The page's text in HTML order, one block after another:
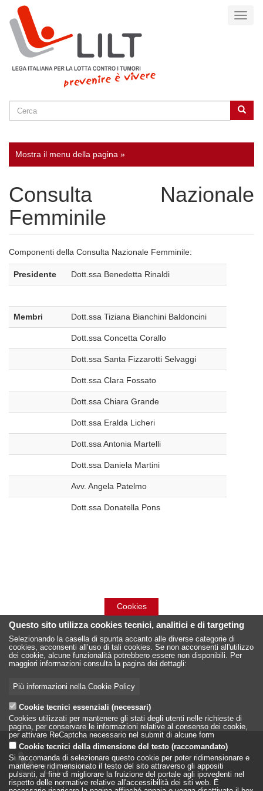
contenuto
principale
SEARCH Cerca
Mostra il menu della pagina »
Consulta Nazionale
Femminile
Componenti della Consulta Nazionale Femminile:
Presidente Dott.ssa Benedetta Rinaldi
Membri Dott.ssa Tiziana Bianchini Baldoncini
Dott.ssa Concetta Corallo
Dott.ssa Santa Fizzarotti Selvaggi
Dott.ssa Clara Fossato
Dott.ssa Chiara Grande
Dott.ssa Eralda Licheri
Dott.ssa Antonia Martelli
Dott.ssa Daniela Martini
Avv. Angela Patelmo
Dott.ssa Donatella Pons
Cookies
Questo sito utilizza cookies tecnici, analitici e di targeting
Selezionando la casella di spunta accanto alle diverse categorie di
cookies, acconsenti all’uso di tali cookies. Se non acconsenti all'utilizzo
dei cookie, alcune funzionalità potrebbero essere non disponibili. Per
maggiori informazioni consulta la pagina dei dettagli:
Più informazioni nella Cookie Policy
Cookie tecnici essenziali (necessari)
Cookies utilizzati per mantenere gli stati degli utenti nelle richieste di
pagina, per conservare le informazioni relative al consenso dei cookie,
per attivare ReCaptcha necessario nel submit di alcune form
Cookie tecnici della dimensione del testo (raccomandato)
Si raccomanda di selezionare questo cookie per poter ridimensionare e
mantenere ridimensionato il testo del sito attraverso gli appositi
pulsanti, al fine di migliorare la fruizione del portale agli ipovedenti nel
rispetto delle normative relative all'accessibilità dei siti web. È